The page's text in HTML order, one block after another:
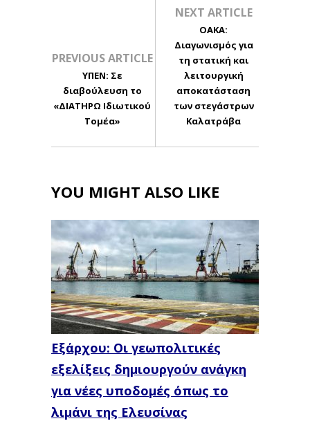
PREVIOUS ARTICLE
ΥΠΕΝ: Σε
διαβούλευση το
«ΔΙΑΤΗΡΩ Ιδιωτικού
Τομέα»
NEXT ARTICLE
ΟΑΚΑ:
Διαγωνισμός για
τη στατική και
λειτουργική
αποκατάσταση
των στεγάστρων
Καλατράβα
YOU MIGHT ALSO LIKE
Εξάρχου: Οι γεωπολιτικές
εξελίξεις δημιουργούν ανάγκη
για νέες υποδομές όπως το
λιμάνι της Ελευσίνας